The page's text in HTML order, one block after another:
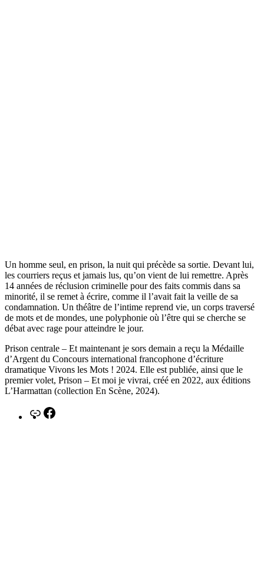
Un homme seul, en prison, la nuit qui précède sa sortie. Devant lui,
les courriers reçus et jamais lus, qu’on vient de lui remettre. Après
14 années de réclusion criminelle pour des faits commis dans sa
minorité, il se remet à écrire, comme il l’avait fait la veille de sa
condamnation. Un théâtre de l’intime reprend vie, un corps traversé
de mots et de mondes, une polyphonie où l’être qui se cherche se
débat avec rage pour atteindre le jour.
Prison centrale – Et maintenant je sors demain a reçu la Médaille
d’Argent du Concours international francophone d’écriture
dramatique Vivons les Mots ! 2024. Elle est publiée, ainsi que le
premier volet, Prison – Et moi je vivrai, créé en 2022, aux éditions
L’Harmattan (collection En Scène, 2024).
Lien